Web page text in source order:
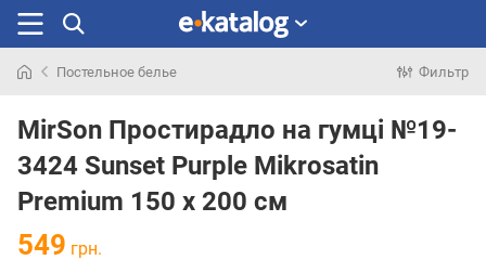
раньше
Постельное белье Фильтр
MirSon Простирадло на гумці №19-
3424 Sunset Purple Mikrosatin
Premium 150 х 200 см
549 грн.